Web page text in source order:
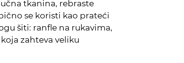
tkanina, rebraste
se koristi kao prateći
šiti: ranfle na rukavima,
zahteva veliku